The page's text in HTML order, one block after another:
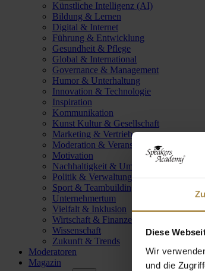
Diese
Wir
und die
Künstliche Intelligenz (AI)
Bildung & Lernen
Digital & Internet
Führung & Entwicklung
Gesundheit & Pflege
Global & International
Governance & Management
Humor & Unterhaltung
Innovation & Technologie
Inspiration
Kommunikation
Kunst Kultur & Gesellschaft
Marketing & Vertrieb
Moderation & Veranstaltungsleitung
Motivation
Nachhaltigkeit & Umwelt
Politik & Verwaltung
Sport & Teambuilding
Unternehmertum
Vielfalt & Inklusion
Wirtschaft & Finanzen
Wissenschaft
Zukunft & Trends
Moderatoren
Magazin